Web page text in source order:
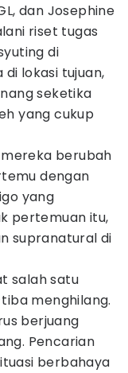
dan Josephine
riset tugas
di
lokasi tujuan,
seketika
yang cukup
berubah
dengan
yang
pertemuan itu,
supranatural di
salah satu
menghilang.
berjuang
Pencarian
berbahaya